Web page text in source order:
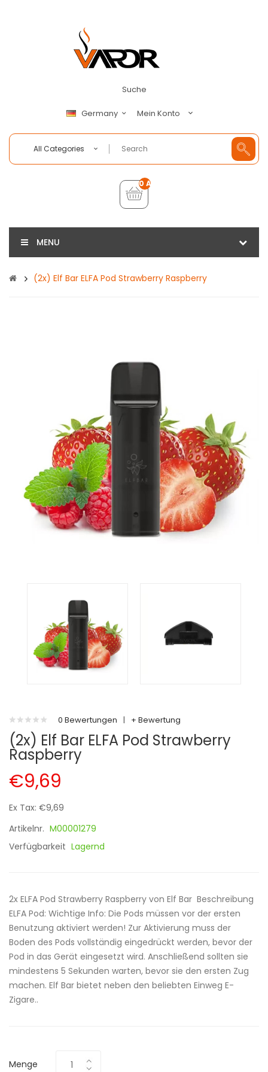
Suche
Germany Mein Konto
All Categories
0 Artikel - €0,00
MENU
(2x) Elf Bar ELFA Pod Strawberry Raspberry
0 Bewertungen | + Bewertung
(2x) Elf Bar ELFA Pod Strawberry
Raspberry
€9,69
Ex Tax: €9,69
Artikelnr. M00001279
Verfügbarkeit Lagernd
2x ELFA Pod Strawberry Raspberry von Elf Bar Beschreibung
ELFA Pod: Wichtige Info: Die Pods müssen vor der ersten
Benutzung aktiviert werden! Zur Aktivierung muss der
Boden des Pods vollständig eingedrückt werden, bevor der
Pod in das Gerät eingesetzt wird. Anschließend sollten sie
mindestens 5 Sekunden warten, bevor sie den ersten Zug
machen. Elf Bar bietet neben den beliebten Einweg E-
Zigare..
Menge